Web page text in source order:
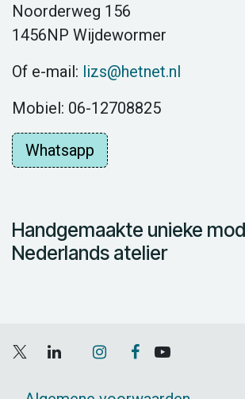
Noorderweg 156
1456NP Wijdewormer
Of e-mail: lizs@hetnet.nl
Mobiel: 06-12708825
Whatsapp
Handgemaakte unieke
Nederlands atelier